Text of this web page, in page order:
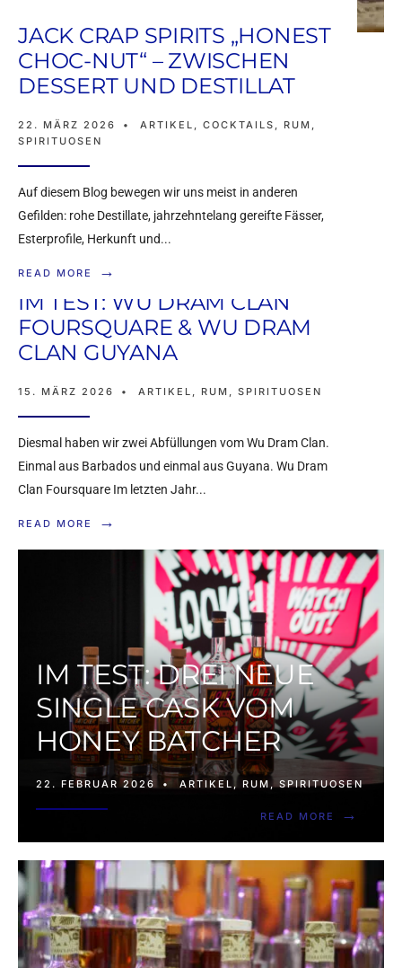
JACK CRAP SPIRITS „HONEST
CHOC-NUT“ – ZWISCHEN
DESSERT UND DESTILLAT
22. MÄRZ 2026 • ARTIKEL , COCKTAILS , RUM ,
SPIRITUOSEN
Auf diesem Blog bewegen wir uns meist in anderen
Gefilden: rohe Destillate, jahrzehntelang gereifte Fässer,
Esterprofile, Herkunft und...
READ MORE →
IM TEST: WU DRAM CLAN
FOURSQUARE & WU DRAM
CLAN GUYANA
15. MÄRZ 2026 • ARTIKEL , RUM , SPIRITUOSEN
Diesmal haben wir zwei Abfüllungen vom Wu Dram Clan.
Einmal aus Barbados und einmal aus Guyana. Wu Dram
Clan Foursquare Im letzten Jahr...
READ MORE →
IM TEST: DREI NEUE
SINGLE CASK VOM
HONEY BATCHER
22. FEBRUAR 2026 • ARTIKEL RUM SPIRITUOSEN
READ MORE →